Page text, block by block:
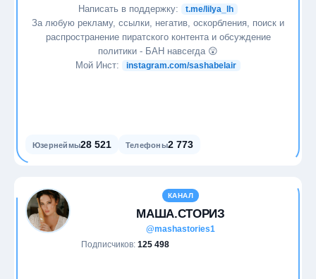
Написать в поддержку: t.me/lilya_lh
За любую рекламу, ссылки, негатив, оскорбления, поиск и
распространение пиратского контента и обсуждение
политики - БАН навсегда 😲
Мой Инст:
instagram.com/sashabelair
Юзернеймы28 521 Телефоны2 773
КАНАЛ
МАША.СТОРИЗ
@mashastories1
Подписчиков: 125 498